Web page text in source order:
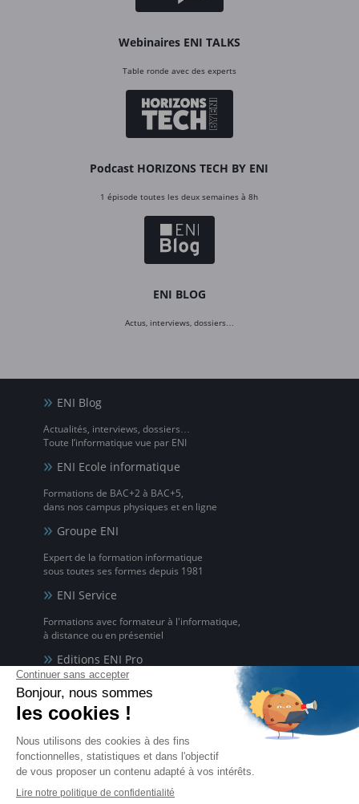
Webinaires ENI TALKS
Table ronde avec des experts
Podcast HORIZONS TECH BY ENI
1 épisode toutes les deux semaines à 8h
ENI BLOG
Actus, interviews, dossiers…
ENI Blog
Actualités, interviews, dossiers…
Toute l’informatique vue par ENI
ENI Ecole informatique
Formations de BAC+2 à BAC+5,
dans nos campus physiques et en ligne
Groupe ENI
Expert de la formation informatique
sous toutes ses formes depuis 1981
ENI Service
Formations avec formateur à l'informatique,
à distance ou en présentiel
Editions ENI Pro
pour les organismes de formation
ENI elearning
La solution de formation à l'informatique en ligne,
disponible en 5 langues
Certifications ENI